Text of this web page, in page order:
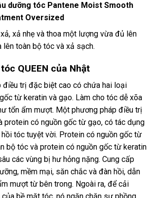
dưỡng tóc Pantene Moist Smooth
Oversized
xả nhẹ và thoa một lượng vừa đủ lên
lên toàn bộ tóc và xả sạch.
QUEEN của Nhật
điều trị đặc biệt cao có chứa hai loại
từ keratin và gạo. Làm cho tóc dễ xõa
tổn ẩm mượt. Một phương pháp điều trị
protein có nguồn gốc từ gạo, có tác dụng
tóc tuyệt vời. Protein có nguồn gốc từ
bộ tóc và protein có nguồn gốc từ keratin
các vùng bị hư hỏng nặng. Cung cấp
mềm mại, săn chắc và đàn hồi, dẫn
mượt từ bên trong. Ngoài ra, để cải